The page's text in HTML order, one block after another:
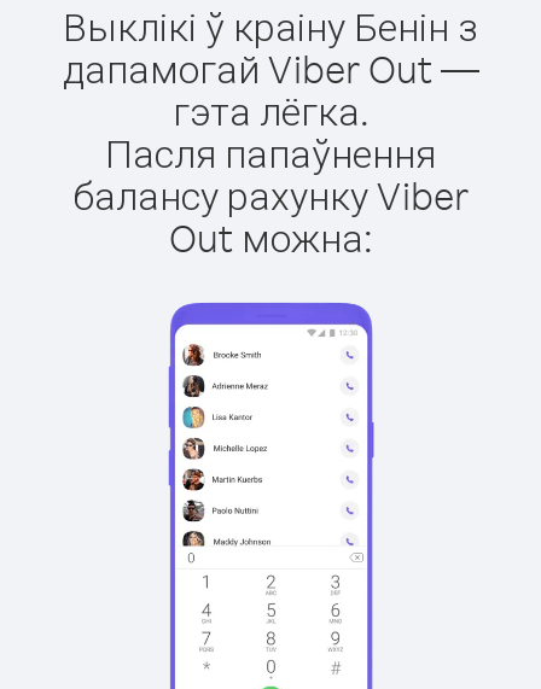
Выклікі ў краіну Бенін з
дапамогай Viber Out —
гэта лёгка.
Пасля папаўнення
балансу рахунку Viber
Out можна: